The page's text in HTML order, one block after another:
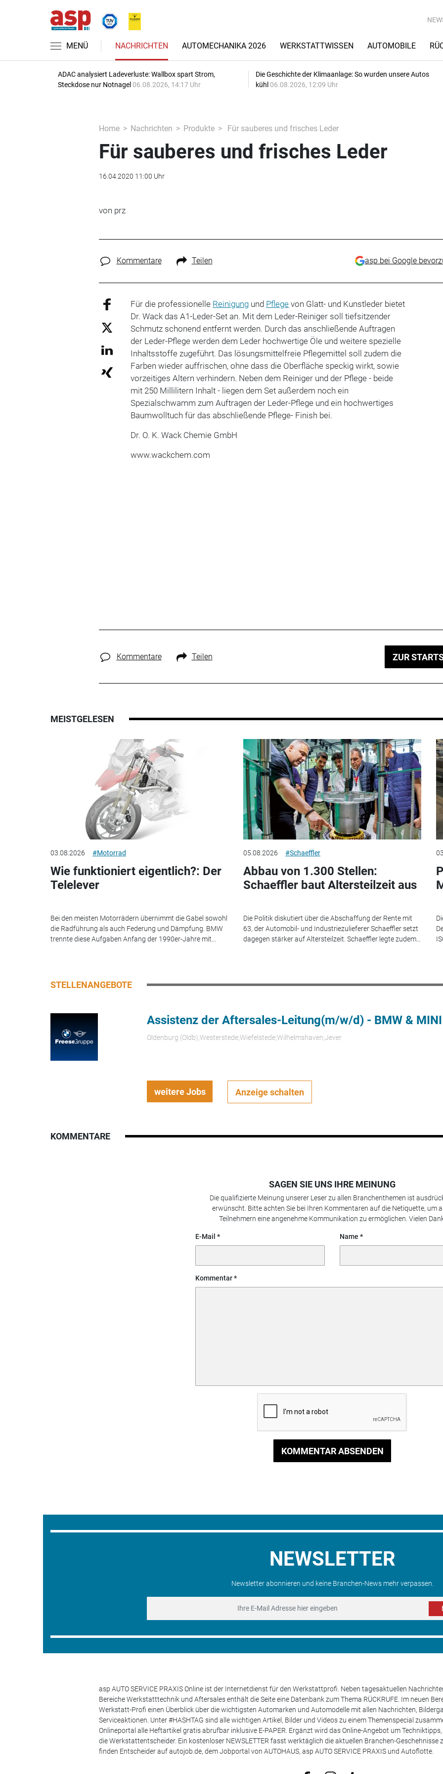
MENÜ NACHRICHTEN AUTOMECHANIKA 2026 WERKSTATTWISSEN AUTOMOBILE
ADAC analysiert Ladeverluste: Wallbox spart Strom,
Steckdose nur Notnagel 06.08.2026, 14:17 Uhr
Die Geschichte der Klimaanlage: So wurden unsere Autos
kühl 06.08.2026, 12:09 Uhr
Home Nachrichten Produkte Für sauberes und frisches Leder
Für sauberes und frisches Leder
16.04.2020 11:00 Uhr
von prz
Kommentare Teilen asp bei Google
Für die professionelle Reinigung und Pflege von Glatt- und Kunstleder bietet
Dr. Wack das A1-Leder-Set an. Mit dem Leder-Reiniger soll tiefsitzender
Schmutz schonend entfernt werden. Durch das anschließende Auftragen
der Leder-Pflege werden dem Leder hochwertige Öle und weitere spezielle
Inhaltsstoffe zugeführt. Das lösungsmittelfreie Pflegemittel soll zudem die
Farben wieder auffrischen, ohne dass die Oberfläche speckig wirkt, sowie
vorzeitiges Altern verhindern. Neben dem Reiniger und der Pflege - beide
mit 250 Millilitern Inhalt - liegen dem Set außerdem noch ein
Spezialschwamm zum Auftragen der Leder-Pflege und ein hochwertiges
Baumwolltuch für das abschließende Pflege- Finish bei.
Dr. O. K. Wack Chemie GmbH
www.wackchem.com
Kommentare Teilen ZUR
MEISTGELESEN
03.08.2026 #Motorrad
Wie funktioniert eigentlich?: Der
Telelever
Bei den meisten Motorrädern übernimmt die Gabel sowohl
die Radführung als auch Federung und Dämpfung. BMW
trennte diese Aufgaben Anfang der 1990er-Jahre mit...
05.08.2026 #Schaeffler
Abbau von 1.300 Stellen:
Schaeffler baut Altersteilzeit aus
Die Politik diskutiert über die Abschaffung der Rente mit
63, der Automobil- und Industriezulieferer Schaeffler setzt
dagegen stärker auf Altersteilzeit. Schaeffler legte zudem...
STELLENANGEBOTE
Assistenz der Aftersales-Leitung(m/w/d) - BMW & MINI
Oldenburg (Oldb);Westerstede;Wiefelstede;Wilhelmshaven;Jever
weitere Jobs Anzeige schalten
KOMMENTARE
SAGEN SIE UNS IHRE MEINUNG
Die qualifizierte Meinung unserer Leser zu allen Branchenthemen ist
erwünscht. Bitte achten Sie bei Ihren Kommentaren auf die Netiquette, um
Teilnehmern eine angenehme Kommunikation zu ermöglichen. Vielen
E-Mail Name
Kommentar
KOMMENTAR ABSENDEN
NEWSLETTER
Newsletter abonnieren und keine Branchen-News mehr verpassen.
asp AUTO SERVICE PRAXIS Online ist der Internetdienst für den Werkstattprofi. Neben tagesaktuellen
Bereiche Werkstatttechnik und Aftersales enthält die Seite eine Datenbank zum Thema RÜCKRUFE. Im neuen
Werkstatt-Profi einen Überblick über die wichtigsten Automarken und Automodelle mit allen Nachrichten,
Serviceaktionen. Unter #HASHTAG sind alle wichtigen Artikel, Bilder und Videos zu einem Themenspecial
Onlineportal alle Heftartikel gratis abrufbar inklusive E-PAPER. Ergänzt wird das Online-Angebot um
die Werkstattentscheider. Ein kostenloser NEWSLETTER fasst werktäglich die aktuellen Branchen-
finden Entscheider auf autojob.de, dem Jobportal von AUTOHAUS, asp AUTO SERVICE PRAXIS und Autoflotte.